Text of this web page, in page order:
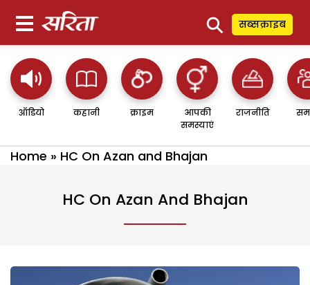
⚲ सब्सक्राइब
ऑडियो कहानी क्राइम
आपकी
समस्याएं
राजनीति
Home » HC On Azan and Bhajan
HC On Azan And Bhajan